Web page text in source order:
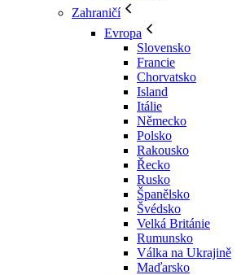
Zahraničí
Evropa
Slovensko
Francie
Chorvatsko
Island
Itálie
Německo
Polsko
Rakousko
Řecko
Rusko
Španělsko
Švédsko
Velká Británie
Rumunsko
Válka na Ukrajině
Maďarsko